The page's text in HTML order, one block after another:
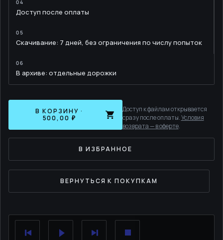
Доступ после оплаты
Скачивание: 7 дней, без ограничения по числу попыток
В архиве: отдельные дорожки
В КОРЗИНУ ·
500,00 ₽
Доступ к файлам открывается
сразу после оплаты.Условия
возврата — в оферте.
В ИЗБРАННОЕ
ВЕРНУТЬСЯ К ПОКУПКАМ